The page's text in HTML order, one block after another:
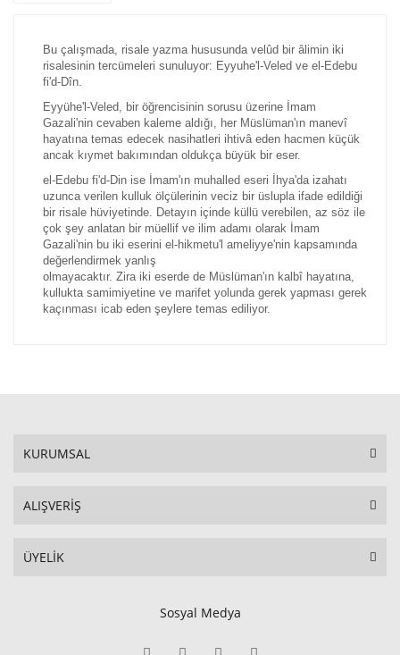
Bu çalışmada, risale yazma hususunda velûd bir âlimin iki
risalesinin tercümeleri sunuluyor: Eyyuhe'l-Veled ve el-Edebu
fi'd-Dîn.
Eyyühe'l-Veled, bir öğrencisinin sorusu üzerine İmam
Gazali'nin cevaben kaleme aldığı, her Müslüman'ın manevî
hayatına temas edecek nasihatleri ihtivâ eden hacmen küçük
ancak kıymet bakımından oldukça büyük bir eser.
el-Edebu fi'd-Din ise İmam'ın muhalled eseri İhya'da izahatı
uzunca verilen kulluk ölçülerinin veciz bir üslupla ifade edildiği
bir risale hüviyetinde. Detayın içinde küllü verebilen, az söz ile
çok şey anlatan bir müellif ve ilim adamı olarak İmam
Gazali'nin bu iki eserini el-hikmetu'l ameliyye'nin kapsamında
değerlendirmek yanlış
olmayacaktır. Zira iki eserde de Müslüman'ın kalbî hayatına,
kullukta samimiyetine ve marifet yolunda gerek yapması gerek
kaçınması icab eden şeylere temas ediliyor.
KURUMSAL
ALIŞVERİŞ
ÜYELİK
Sosyal Medya